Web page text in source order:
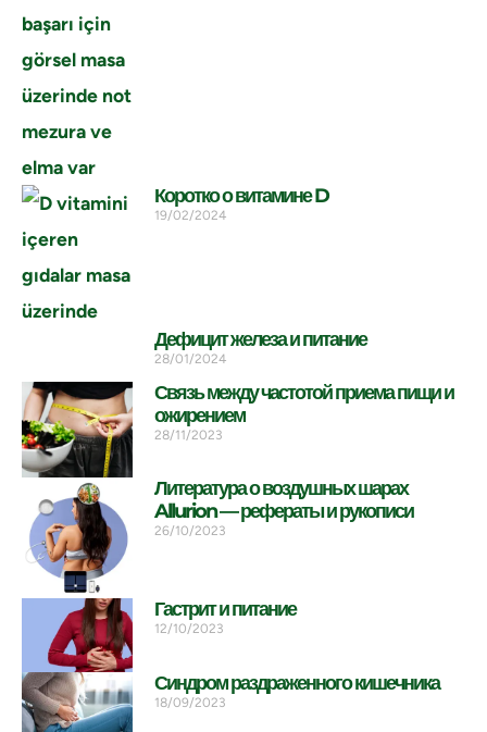
Коротко о витамине D
19/02/2024
Дефицит железа и питание
28/01/2024
Связь между частотой приема пищи и
ожирением
28/11/2023
Литература о воздушных шарах
Allurion — рефераты и рукописи
26/10/2023
Гастрит и питание
12/10/2023
Синдром раздраженного кишечника
18/09/2023